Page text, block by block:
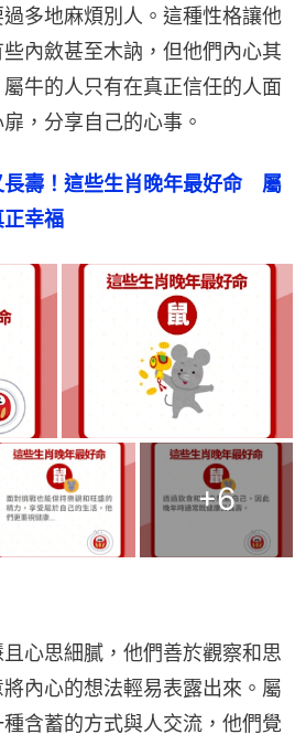
多地麻煩別人。這種性格讓他
內斂甚至木訥，但他們內心其
牛的人只有在真正信任的人面
，分享自己的心事。
壽！這些生肖晚年最好命　屬
幸福
+6
心思細膩，他們善於觀察和思
內心的想法輕易表露出來。屬
含蓄的方式與人交流，他們覺